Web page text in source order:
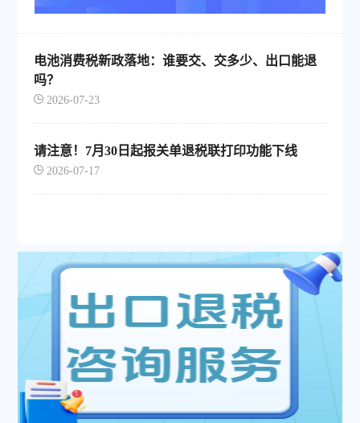
电池消费税新政落地：谁要交、交多少、出口能退
吗？
2026-07-23
请注意！7月30日起报关单退税联打印功能下线
2026-07-17